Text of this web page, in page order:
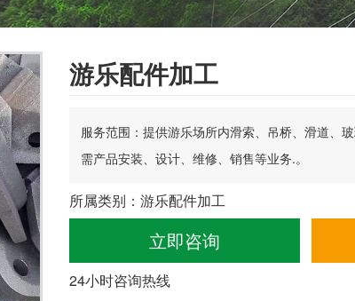
游乐配件加工
服务范围：提供游乐场所内滑索、吊桥、滑道、
需产品安装、设计、维修、销售等业务.。
所属类别：游乐配件加工
立即咨询
24小时咨询热线